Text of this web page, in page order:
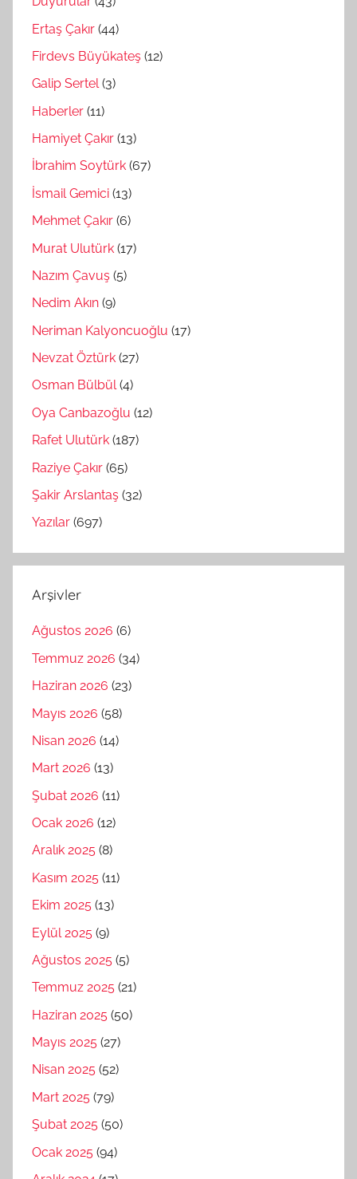
Ertaş Çakır (44)
Firdevs Büyükateş (12)
Galip Sertel(3)
Haberler (11)
Hamiyet Çakır (13)
İbrahim Soytürk (67)
İsmail Gemici (13)
Mehmet Çakır (6)
Murat Ulutürk (17)
Nazım Çavuş (5)
Nedim Akın (9)
Neriman Kalyoncuoğlu (17)
Nevzat Öztürk (27)
Osman Bülbül(4)
Oya Canbazoğlu (12)
Rafet Ulutürk (187)
Raziye Çakır (65)
Şakir Arslantaş (32)
Yazılar (697)
Arşivler
Ağustos 2026 (6)
Temmuz 2026 (34)
Haziran 2026 (23)
Mayıs 2026 (58)
Nisan 2026 (14)
Mart 2026 (13)
Şubat 2026 (11)
Ocak 2026 (12)
Aralık 2025 (8)
Kasım 2025 (11)
Ekim 2025 (13)
Eylül 2025 (9)
Ağustos 2025 (5)
Temmuz 2025 (21)
Haziran 2025 (50)
Mayıs 2025 (27)
Nisan 2025 (52)
Mart 2025 (79)
Şubat 2025 (50)
Ocak 2025 (94)